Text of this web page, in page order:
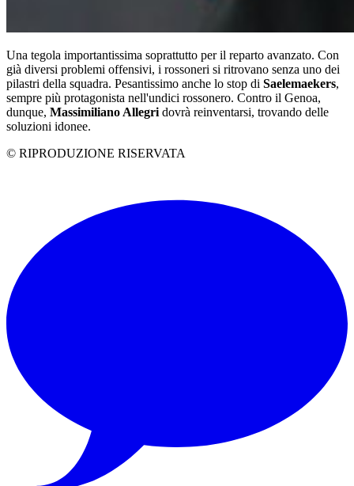
Una tegola importantissima soprattutto per il reparto avanzato. Con
già diversi problemi offensivi, i rossoneri si ritrovano senza uno dei
pilastri della squadra. Pesantissimo anche lo stop di Saelemaekers,
sempre più protagonista nell'undici rossonero. Contro il Genoa,
dunque, Massimiliano Allegri dovrà reinventarsi, trovando delle
soluzioni idonee.
© RIPRODUZIONE RISERVATA